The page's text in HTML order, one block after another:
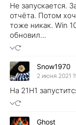
Не запускается.
отчёта. Потом
тоже никак. Win
обновил...
Snow1970
2 июня 2021
На 21H1
Ghost